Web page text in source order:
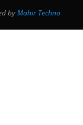
byMahir Techno